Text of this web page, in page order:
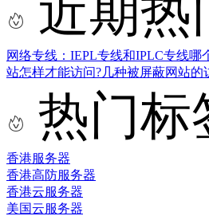
近期热
网络专线：IEPL专线和IPLC专线哪
站怎样才能访问?几种被屏蔽网站的
热门标
香港服务器
香港高防服务器
香港云服务器
美国云服务器